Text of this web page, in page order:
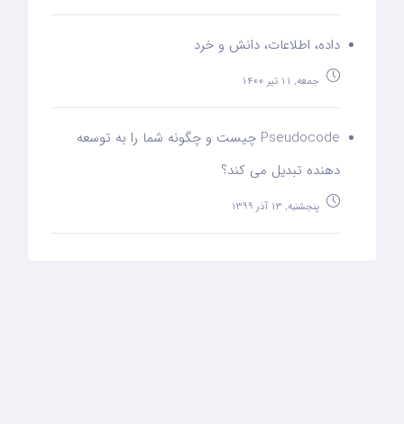
داده، اطلاعات، دانش و خرد
جمعه, 11 تیر 1400
Pseudocode چیست و چگونه شما را به توسعه
دهنده تبدیل می کند؟
پنجشنبه, 13 آذر 1399